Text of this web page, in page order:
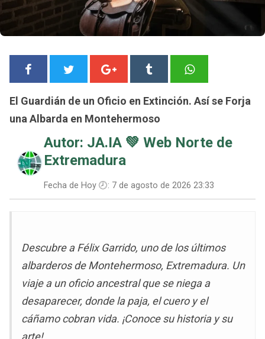
El Guardián de un Oficio en Extinción. Así se Forja
una Albarda en Montehermoso
Autor: JA.IA 💚 Web Norte de
Extremadura
Fecha de Hoy 🕗: 7 de agosto de 2026 23:33
Descubre a Félix Garrido, uno de los últimos
albarderos de Montehermoso, Extremadura. Un
viaje a un oficio ancestral que se niega a
desaparecer, donde la paja, el cuero y el
cáñamo cobran vida. ¡Conoce su historia y su